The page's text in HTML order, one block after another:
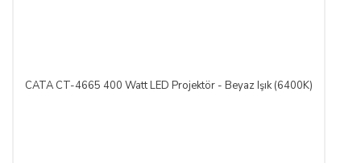
CATA CT-4665 400 Watt LED Projektör - Beyaz Işık (6400K)